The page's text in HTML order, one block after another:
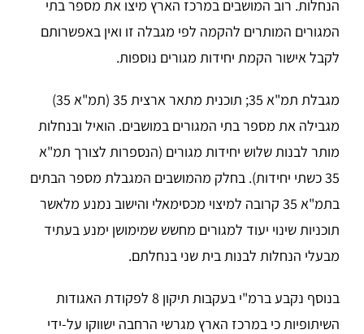
הנחלות. רוב המושבים במרכז הארץ מיצו את מספר בתי
המגורים המותרים להקמה לפי מגבלה זו ואין באפשרותם
לקבל אישור הקמת יחידות מגורים נוספות.
מגבלת תמ"א 35; תוכנית מתאר ארצית 35 (תמ"א 35)
מגבילה את מספר בתי המגורים במושבים. הואיל ובנחלות
מותר לבנות שלוש יחידות מגורים (הנספרות לצורך תמ"א
35 כשתי יחידות). בחלק מהמושבים המגבלת מספר הבתים
בתמ"א 35 קרובה למיצוי מכסימאלי והישוב נמנע מלאשר
תוכניות שינוי יעוד למגורים מחשש שמימושן ימנע בעתיד
מבעלי הנחלות לבנות בית שני בנחלתם.
בנוסף נקבע ברמ"י בעקבות תיקון 8 לפקודת האגודות
השיתופיות כי במרכז הארץ מגרשי הרחבה ישווקו על-ידי